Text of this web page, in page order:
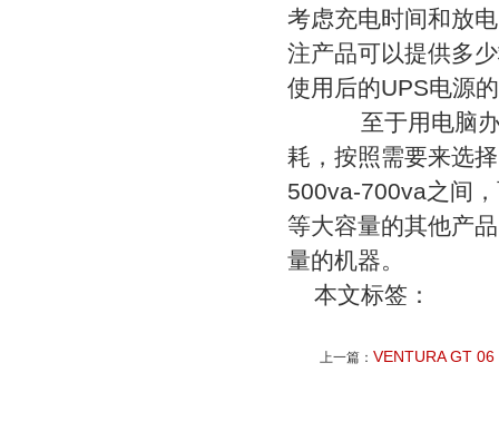
考虑充电时间和放
注产品可以提供多
使用后的UPS电源
至于用电脑办
耗，按照需要来选
500va-700va之间
等大容量的其他产
量的机器。
本文标签：
上一篇： VENTURA GT